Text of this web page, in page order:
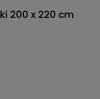
200 x 220 cm